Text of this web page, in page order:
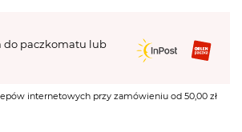
do paczkomatu lub
internetowych przy zamówieniu od 50,00 zł